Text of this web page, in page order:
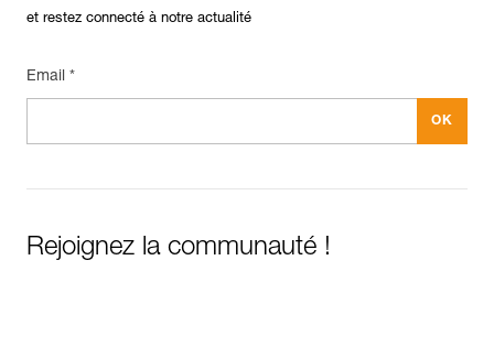
et restez connecté à notre actualité
Email *
Rejoignez la communauté !